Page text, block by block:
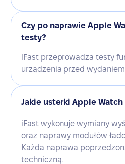
Czy po naprawie Apple
testy?
iFast przeprowadza testy
urządzenia przed
Jakie usterki Apple Watch
iFast wykonuje wymiany
oraz naprawy modułów
Każda naprawa
techniczną.